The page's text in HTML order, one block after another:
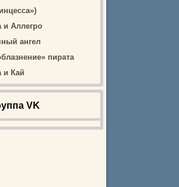
и Аллегро
ангел
пирата
и Кай
VK